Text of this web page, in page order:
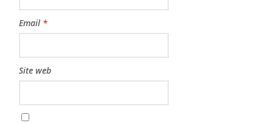
Email *
Site web